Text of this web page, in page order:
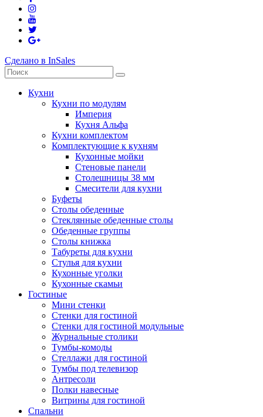
Сделано в InSales
Кухни
Кухни по модулям
Империя
Кухня Альфа
Кухни комплектом
Комплектующие к кухням
Кухонные мойки
Стеновые панели
Столешницы 38 мм
Смесители для кухни
Буфеты
Столы обеденные
Стеклянные обеденные столы
Обеденные группы
Столы книжка
Табуреты для кухни
Стулья для кухни
Кухонные уголки
Кухонные скамьи
Гостиные
Мини стенки
Стенки для гостиной
Стенки для гостиной модульные
Журнальные столики
Тумбы-комоды
Стеллажи для гостиной
Тумбы под телевизор
Антресоли
Полки навесные
Витрины для гостиной
Спальни